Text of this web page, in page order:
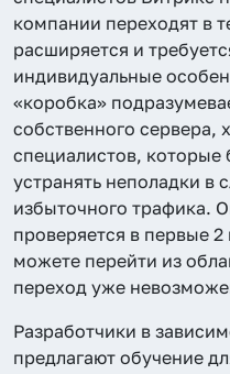
компании переходят в
расширяется и
индивидуальные
«коробка»
собственного сервера,
специалистов, которые
устранять неполадки в
избыточного трафика.
проверяется в первые
можете перейти из
переход уже
Разработчики в
предлагают обучение